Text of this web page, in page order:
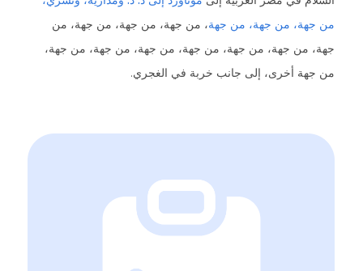
من جهة، من جهة، من جهة، من جهة، من جهة، من
من جهة، من جهة، من جهة، من جهة، من جهة، من جهة،
أخرى، إلى جانب خربة في الغجري.